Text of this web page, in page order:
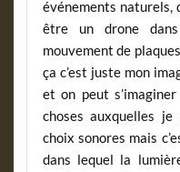
événements naturels,
être un drone
mouvement de
ça c’est juste mon
et on peut
choses auxquelles
choix sonores mais
dans lequel la